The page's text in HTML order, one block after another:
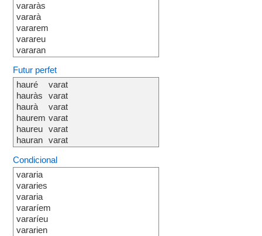
vararàs
vararà
vararem
varareu
vararan
Futur perfet
hauré
hauràs
haurà
haurem
haureu
hauran
varat
varat
varat
varat
varat
varat
Condicional
vararia
vararies
vararia
vararíem
vararíeu
vararien